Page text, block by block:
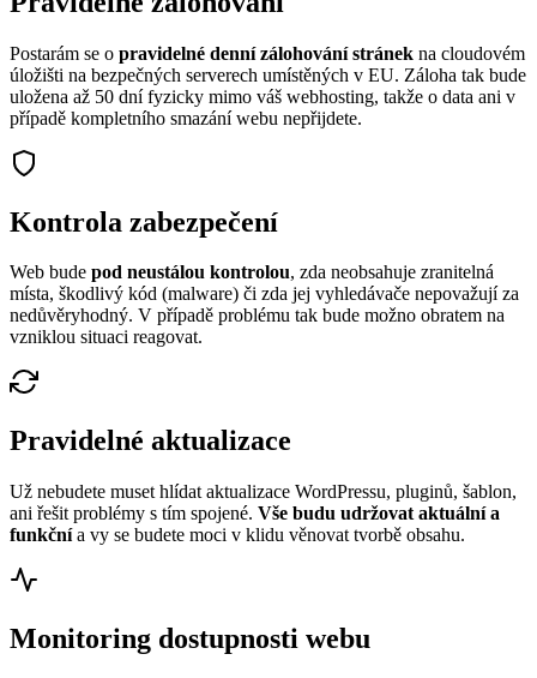
Postarám se o pravidelné denní zálohování stránek na cloudovém
úložišti na bezpečných serverech umístěných v EU. Záloha tak bude
uložena až 50 dní fyzicky mimo váš webhosting, takže o data ani v
případě kompletního smazání webu nepřijdete.
Kontrola zabezpečení
Web bude pod neustálou kontrolou, zda neobsahuje zranitelná
místa, škodlivý kód (malware) či zda jej vyhledávače nepovažují za
nedůvěryhodný. V případě problému tak bude možno obratem na
vzniklou situaci reagovat.
Pravidelné aktualizace
Už nebudete muset hlídat aktualizace WordPressu, pluginů, šablon,
ani řešit problémy s tím spojené. Vše budu udržovat aktuální a
funkčnía vy se budete moci v klidu věnovat tvorbě obsahu.
Monitoring dostupnosti webu